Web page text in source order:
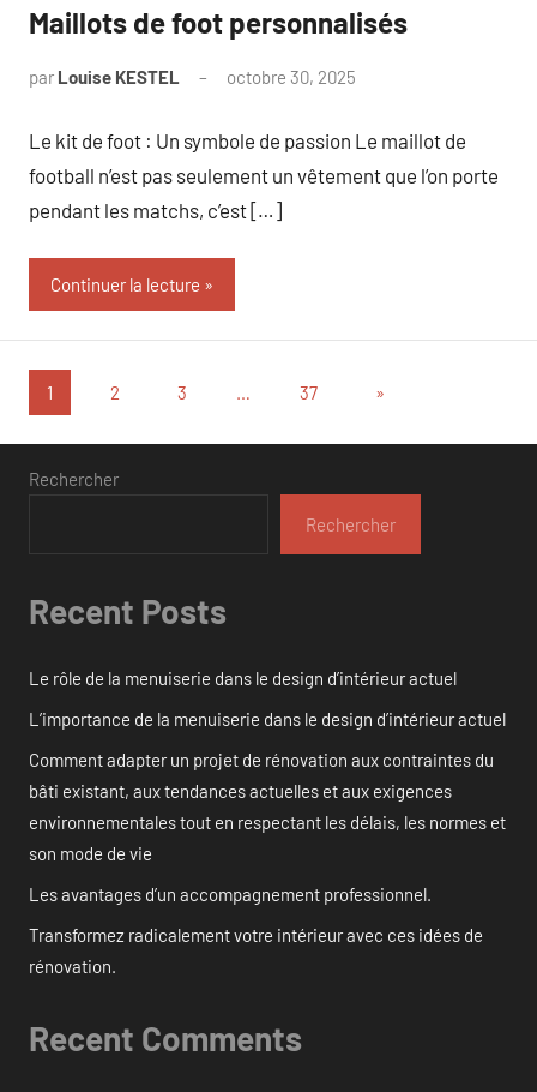
Maillots de foot personnalisés
par Louise KESTEL octobre 30, 2025
Le kit de foot : Un symbole de passion Le maillot de
football n’est pas seulement un vêtement que l’on porte
pendant les matchs, c’est […]
Continuer la lecture
Pagination
des
publications
1 2 3 … 37
Articles
»
Rechercher
Rechercher
Recent Posts
Le rôle de la menuiserie dans le design d’intérieur actuel
L’importance de la menuiserie dans le design d’intérieur actuel
Comment adapter un projet de rénovation aux contraintes du
bâti existant, aux tendances actuelles et aux exigences
environnementales tout en respectant les délais, les normes et
son mode de vie
Les avantages d’un accompagnement professionnel.
Transformez radicalement votre intérieur avec ces idées de
rénovation.
Recent Comments